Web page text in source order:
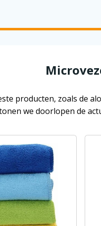
producten, zoals de
we doorlopen de